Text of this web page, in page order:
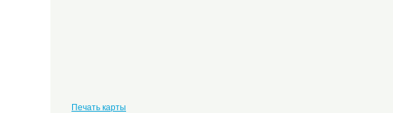
Печать карты